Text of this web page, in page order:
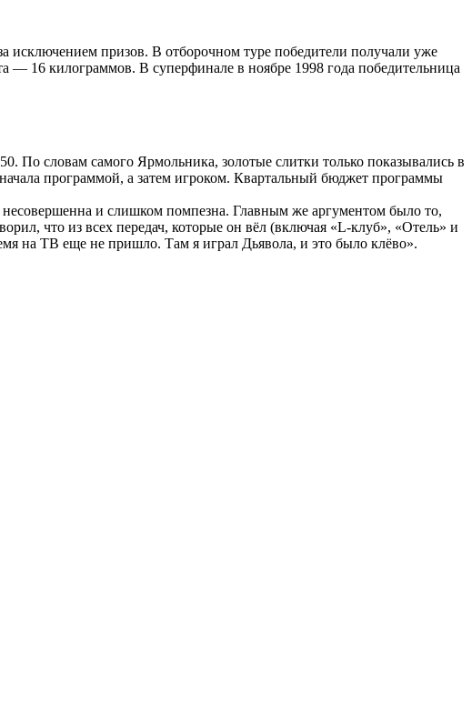
исключением призов. В отборочном туре победители получали уже
— 16 килограммов. В суперфинале в ноябре 1998 года победительница
По словам самого Ярмольника, золотые слитки только показывались в
программой, а затем игроком. Квартальный бюджет программы
и слишком помпезна. Главным же аргументом было то,
что из всех передач, которые он вёл (включая «L-клуб», «Отель» и
на ТВ еще не пришло. Там я играл Дьявола, и это было клёво».